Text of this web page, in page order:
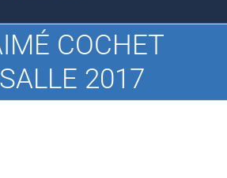
COCHET
2017